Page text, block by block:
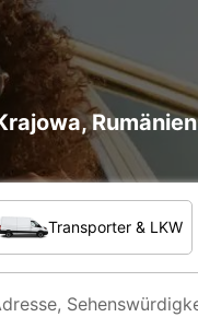
Rumänien
Fahrzeug?
Transporter & LKW